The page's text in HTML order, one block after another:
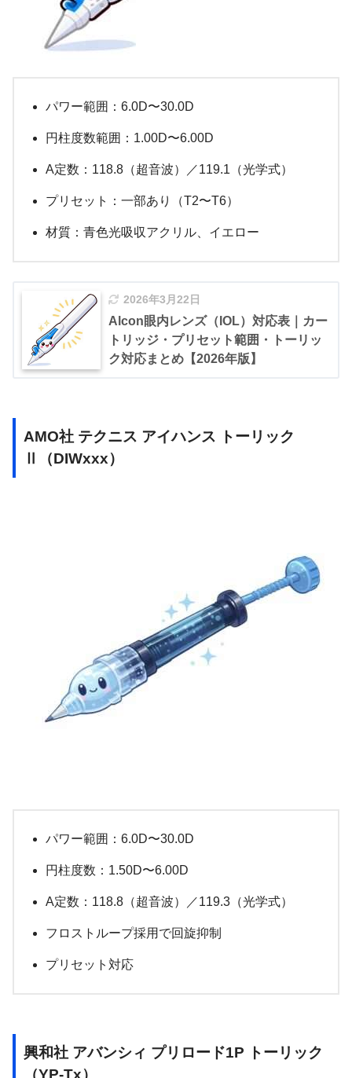
パワー範囲：6.0D〜30.0D
円柱度数範囲：1.00D〜6.00D
A定数：118.8（超音波）／119.1（光学式）
プリセット：一部あり（T2〜T6）
材質：青色光吸収アクリル、イエロー
2026年3月22日
Alcon眼内レンズ（IOL）対応表｜カー
トリッジ・プリセット範囲・トーリッ
ク対応まとめ【2026年版】
AMO社 テクニス アイハンス トーリック
Ⅱ（DIWxxx）
パワー範囲：6.0D〜30.0D
円柱度数：1.50D〜6.00D
A定数：118.8（超音波）／119.3（光学式）
フロストループ採用で回旋抑制
プリセット対応
興和社 アバンシィ プリロード1P トーリック
（YP-Tx）